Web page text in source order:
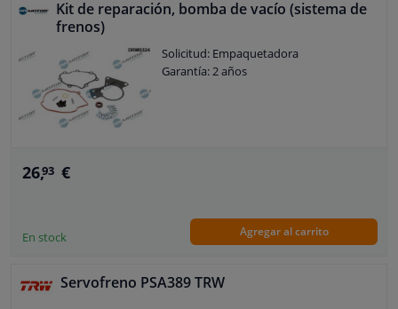
Kit de reparación, bomba de vacío (sistema de
frenos)
Solicitud: Empaquetadora
Garantía: 2 años
26,93 €
En stock Agregar al carrito
Servofreno PSA389 TRW